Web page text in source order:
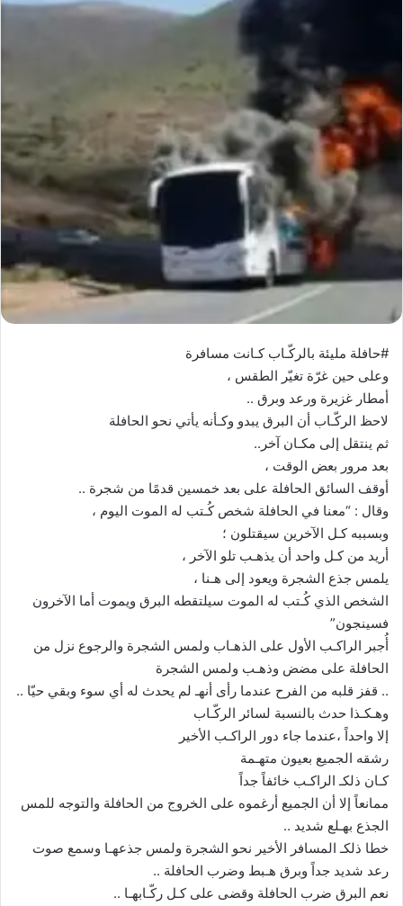
#حافلة مليئة بالركّـاب كـانت مسافرة
وعلى حين غرّة تغيّر الطقس ،
أمطار غزيرة ورعد وبرق ..
لاحظ الركّـاب أن البرق يبدو وكـأنه يأتي نحو الحافلة
ثم ينتقل إلى مكـان آخر..
بعد مرور بعض الوقت ،
أوقف السائق الحافلة على بعد خمسين قدمًا من شجرة ..
وقال : “معنا في الحافلة شخص كُـتب له الموت اليوم ،
وبسببه كـل الآخرين سيقتلون ؛
أريد من كـل واحد أن يذهـب تلو الآخر ،
يلمس جذع الشجرة ويعود إلى هـنا ،
الشخص الذي كُـتب له الموت سيلتقطه البرق ويموت أما الآخرون
فسينجون”
أُجبر الراكـب الأول على الذهـاب ولمس الشجرة والرجوع نزل من
الحافلة على مضض وذهـب ولمس الشجرة
.. قفز قلبه من الفرح عندما رأى أنهـ لم يحدث له أي سوء وبقي حيّا ..
وهـكـذا حدث بالنسبة لسائر الركّـاب
إلا واحداً ،عندما جاء دور الراكـب الأخير
رشقه الجميع بعيون متهـمة
كـان ذلكـ الراكـب خائفاً جداً
ممانعاً إلا أن الجميع أرغموه على الخروج من الحافلة والتوجه للمس
الجذع بهـلع شديد ..
خطا ذلكـ المسافر الأخير نحو الشجرة ولمس جذعهـا وسمع صوت
رعد شديد جداً وبرق هـبط وضرب الحافلة ..
نعم البرق ضرب الحافلة وقضى على كـل ركّـابهـا ..